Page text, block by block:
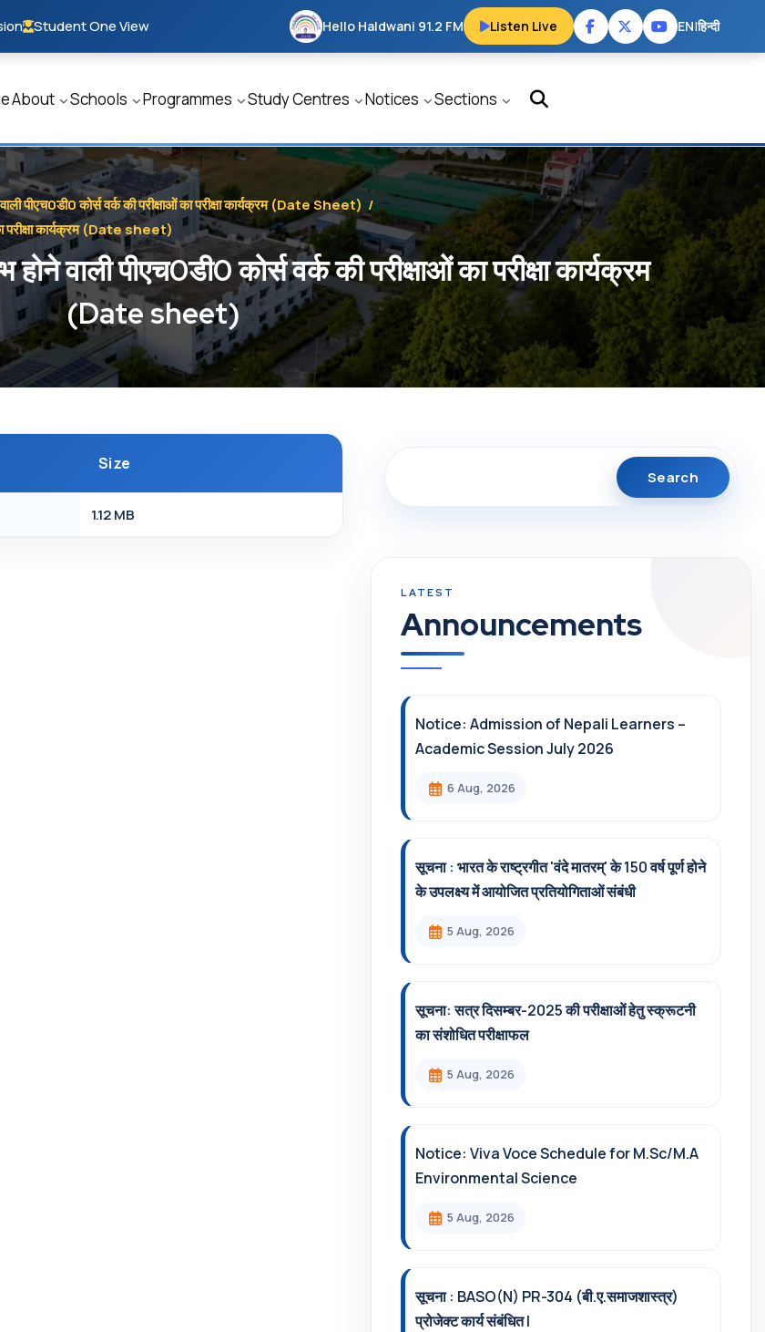
Student One View Hello Haldwani 91.2 FM Listen Live EN|हिन्दी
About Schools Programmes Study Centres Notices Sections
पीएच0डी0 कोर्स वर्क की परीक्षाओं का परीक्षा कार्यक्रम (Date Sheet)/
परीक्षा कार्यक्रम (Date sheet)
वाली पीएच0डी0 कोर्स वर्क की परीक्षाओं का परीक्षा कार्यक्रम
(Date sheet)
Size
1.12 MB
Announcements
Notice: Admission of Nepali Learners –
Academic Session July 2026
6 Aug, 2026
सूचना : भारत के राष्ट्रगीत 'वंदे मातरम्' के 150 वर्ष पूर्ण होने
के उपलक्ष्य में आयोजित प्रतियोगिताओं संबंधी
5 Aug, 2026
सूचना: सत्र दिसम्‍बर-2025 की परीक्षाओं हेतु स्क्रूटनी
का संशोधित परीक्षाफल
5 Aug, 2026
Notice: Viva Voce Schedule for M.Sc/M.A
Environmental Science
5 Aug, 2026
सूचना : BASO(N) PR-304 (बी.ए.समाजशास्त्र)
प्रोजेक्ट कार्य संबंधित l